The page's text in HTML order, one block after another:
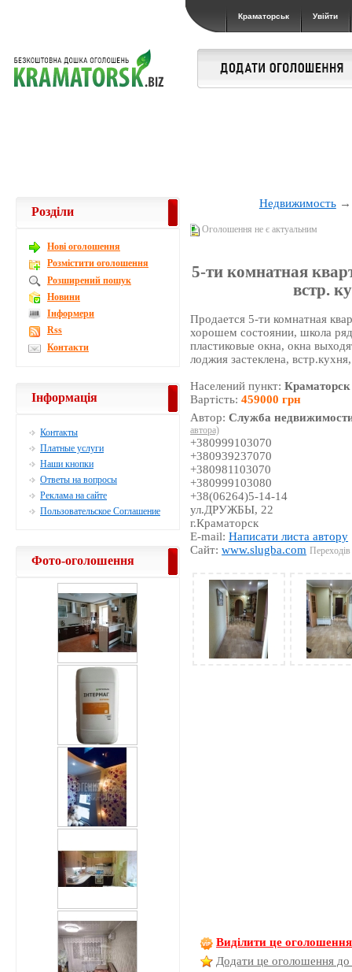
Краматорськ Увійти
Недвижимость
Оголошення не є актуальним
5-ти комнатная
встр.
Продается 5-ти комнатная
хорошем состоянии, школа
пластиковые окна, окна
лоджия застеклена,
Населений пункт:Краматорск
Вартість:459000 грн
Автор:Служба
автора)
+380999103070
+380939237070
+380981103070
+380999103080
+38(06264)5-14-14
ул.ДРУЖБЫ, 22
г.Краматорск
E-mail:Написати листа автору
Сайт:www.slugba.com
Виділити це оголошення
Додати це оголошення до
Розділи
Новi оголошення
Розмістити оголошення
Розширений пошук
Новини
Інформери
Rss
Контакти
Інформація
Контакты
Платные услуги
Наши кнопки
Ответы на вопросы
Реклама на сайте
Пользовательское Соглашение
Фото-оголошення